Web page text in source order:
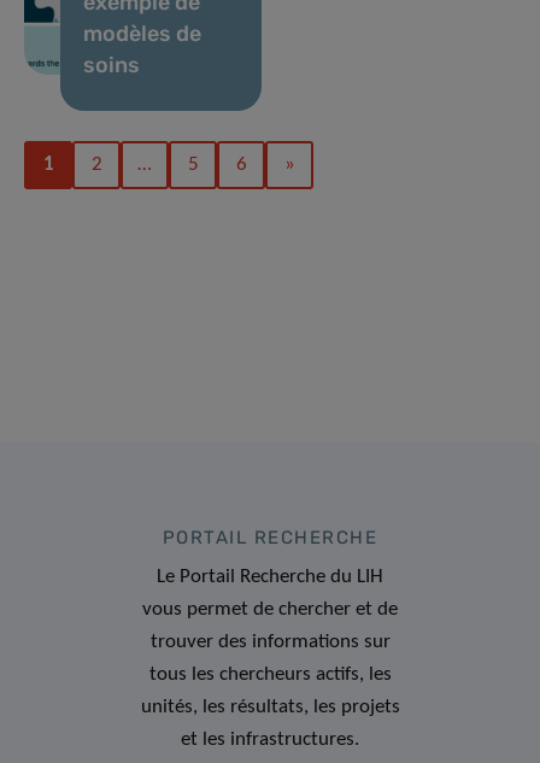
modèles de
soins
1 2 … 5 6 »
PORTAIL RECHERCHE
Le Portail Recherche du LIH
vous permet de chercher et de
trouver des informations sur
tous les chercheurs actifs, les
unités, les résultats, les projets
et les infrastructures.